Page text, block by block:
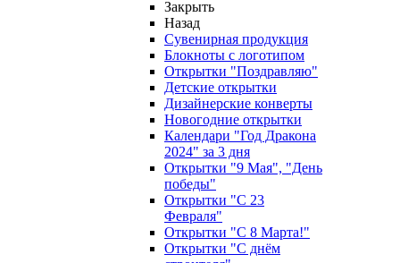
Закрыть
Назад
Сувенирная продукция
Блокноты с логотипом
Открытки "Поздравляю"
Детские открытки
Дизайнерские конверты
Новогодние открытки
Календари "Год Дракона
2024" за 3 дня
Открытки "9 Мая", "День
победы"
Открытки "С 23
Февраля"
Открытки "С 8 Марта!"
Открытки "С днём